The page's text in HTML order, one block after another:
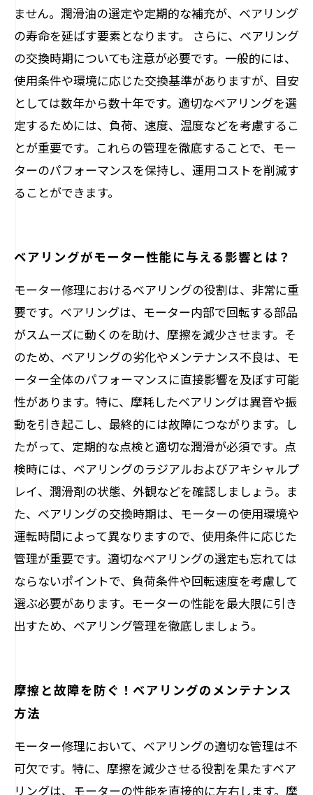
ません。潤滑油の選定や定期的な補充が、ベアリング
の寿命を延ばす要素となります。 さらに、ベアリング
の交換時期についても注意が必要です。一般的には、
使用条件や環境に応じた交換基準がありますが、目安
としては数年から数十年です。適切なベアリングを選
定するためには、負荷、速度、温度などを考慮するこ
とが重要です。これらの管理を徹底することで、モー
ターのパフォーマンスを保持し、運用コストを削減す
ることができます。
ベアリングがモーター性能に与える影響とは？
モーター修理におけるベアリングの役割は、非常に重
要です。ベアリングは、モーター内部で回転する部品
がスムーズに動くのを助け、摩擦を減少させます。そ
のため、ベアリングの劣化やメンテナンス不良は、モ
ーター全体のパフォーマンスに直接影響を及ぼす可能
性があります。特に、摩耗したベアリングは異音や振
動を引き起こし、最終的には故障につながります。し
たがって、定期的な点検と適切な潤滑が必須です。点
検時には、ベアリングのラジアルおよびアキシャルプ
レイ、潤滑剤の状態、外観などを確認しましょう。ま
た、ベアリングの交換時期は、モーターの使用環境や
運転時間によって異なりますので、使用条件に応じた
管理が重要です。適切なベアリングの選定も忘れては
ならないポイントで、負荷条件や回転速度を考慮して
選ぶ必要があります。モーターの性能を最大限に引き
出すため、ベアリング管理を徹底しましょう。
摩擦と故障を防ぐ！ベアリングのメンテナンス
方法
モーター修理において、ベアリングの適切な管理は不
可欠です。特に、摩擦を減少させる役割を果たすベア
リングは、モーターの性能を直接的に左右します。摩